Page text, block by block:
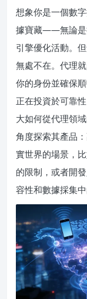
想象你是一個數
據寶藏——無論是
引擎優化活動。
無處不在。代理
你的身份並確保
正在投資於可靠
大如何從代理領
角度探索其產品
實世界的場景，
的限制，或者開
容性和數據採集